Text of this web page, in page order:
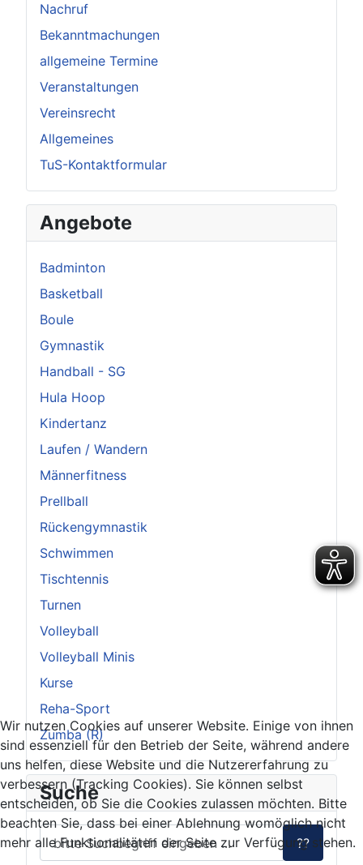
Nachruf
Bekanntmachungen
allgemeine Termine
Veranstaltungen
Vereinsrecht
Allgemeines
TuS-Kontaktformular
Angebote
Badminton
Basketball
Boule
Gymnastik
Handball - SG
Hula Hoop
Kindertanz
Laufen / Wandern
Männerfitness
Prellball
Rückengymnastik
Schwimmen
Tischtennis
Turnen
Volleyball
Volleyball Minis
Kurse
Reha-Sport
Zumba (R)
Suche
??
Wir nutzen Cookies auf unserer Website. Einige von ihnen
sind essenziell für den Betrieb der Seite, während andere
uns helfen, diese Website und die Nutzererfahrung zu
verbessern (Tracking Cookies). Sie können selbst
entscheiden, ob Sie die Cookies zulassen möchten. Bitte
beachten Sie, dass bei einer Ablehnung womöglich nicht
mehr alle Funktionalitäten der Seite zur Verfügung stehen.